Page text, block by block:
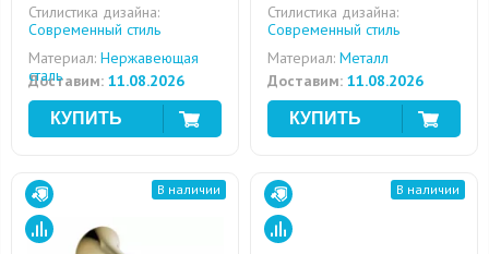
Стилистика дизайна:
Современный стиль
Материал: Нержавеющая
сталь
Доставим: 11.08.2026
Стилистика дизайна:
Современный стиль
Материал: Металл
Доставим: 11.08.2026
В наличии В наличии